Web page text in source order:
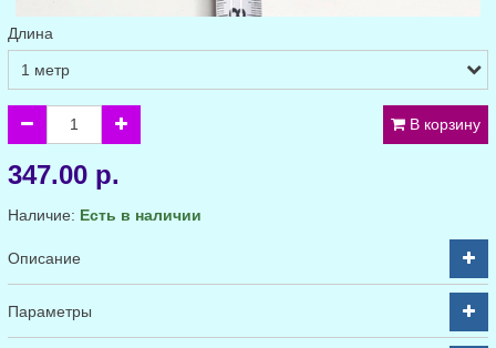
Длина
В корзину
347.00 р.
Наличие: Есть в наличии
Описание
Параметры